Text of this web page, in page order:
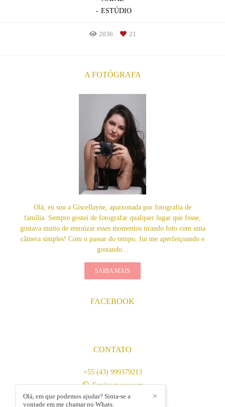
ESTÚDIO
2036 21
A FOTÓGRAFA
Olá, eu sou a Giscellayne, apaixonada por fotografia de
família. Sempre gostei de fotografar qualquer lugar que fosse,
gostava muito de eternizar esses momentos tirando foto com uma
câmera simples! Com o passar do tempo, fui me aperfeiçoando e
gostando...
SAIBA MAIS
FACEBOOK
CONTATO
+55 (43) 999379213
Enviar mensagem
contato@gyfotografia.com.br✕
Olá, em que podemos ajudar? Sinta-se a
vontade em me chamar no Whats.